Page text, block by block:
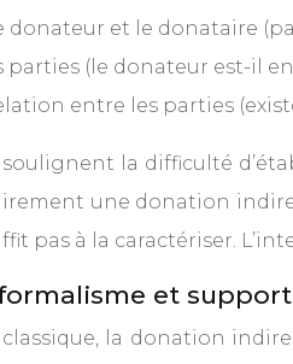
donateur et le donataire
(le donateur est-il
entre les parties
la difficulté
une donation
pas à la caractériser.
et
la donation